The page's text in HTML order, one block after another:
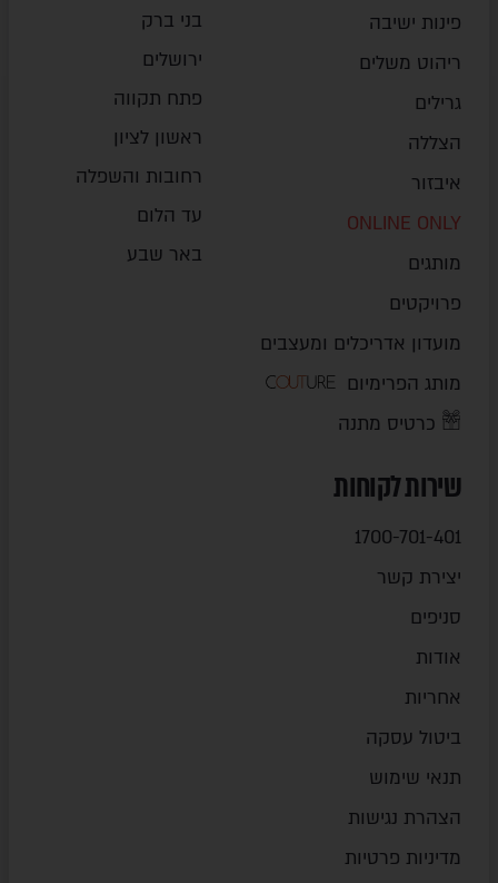
פינות ישיבה
ריהוט משלים
גרילים
הצללה
איבזור
ONLINE ONLY
מותגים
פרויקטים
מועדון אדריכלים ומעצבים
מותג הפרימיום
כרטיס מתנה
בני ברק
ירושלים
פתח תקווה
ראשון לציון
רחובות והשפלה
עד הלום
באר שבע
שירות לקוחות
1700-701-401
יצירת קשר
סניפים
אודות
אחריות
ביטול עסקה
תנאי שימוש
הצהרת נגישות
מדיניות פרטיות